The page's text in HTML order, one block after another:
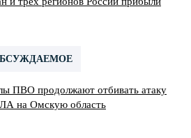
ПВО продолжают отбивать атаку
на Омскую область